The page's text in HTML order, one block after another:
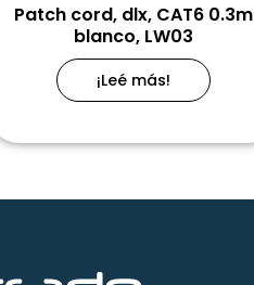
Patch cord, dlx, CAT6 0.3m
blanco, LW03
¡Leé más!